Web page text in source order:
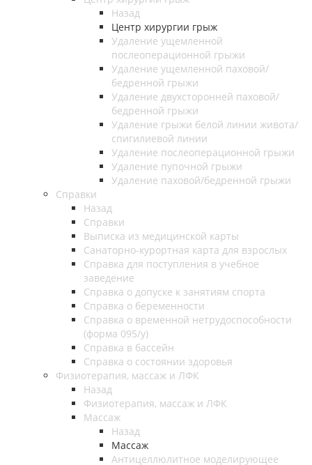
Назад
Центр хирургии грыж
Удаление ущемленной
послеоперационной грыжи
Удаление ущемленной паховой/
бедренной грыжи
Удаление двухсторонней паховой/
бедренной грыжи
Удаление грыжи белой линии живота/
спигилиевой линии
Удаление послеоперационной грыжи
Удаление пупочной грыжи
Удаление паховой/бедренной грыжи
Справки
Назад
Справки
Выписка из медицинской карты
Санаторно-курортная карта для взрослых
Справка для поступления в учебное
заведение
Справка о допуске к занятиям спорта
Справка о беременности
Справка о временной нетрудоспособности
(форма 095/у)
Справка в бассейн
Справка о состоянии здоровья
Физиотерапия, массаж и ЛФК
Назад
Физиотерапия, массаж и ЛФК
Массаж
Назад
Массаж
Антицеллюлитное моделирующее